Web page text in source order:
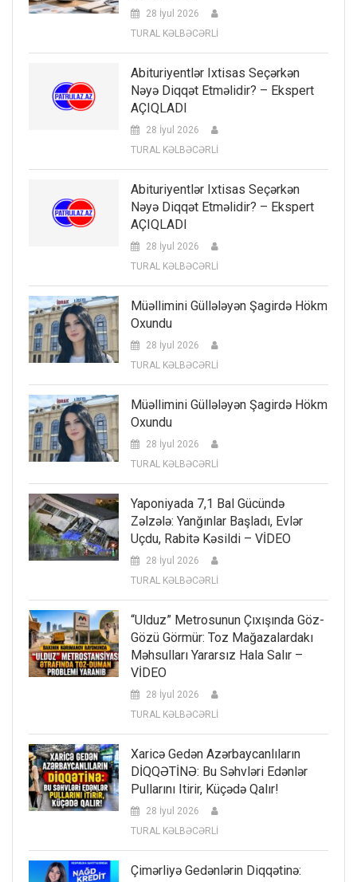
28 İyul 2026
TURAL KƏLBƏCƏRLİ
Abituriyentlər Ixtisas Seçərkən
Nəyə Diqqət Etməlidir? – Ekspert
AÇIQLADI
28 İyul 2026
TURAL KƏLBƏCƏRLİ
Abituriyentlər Ixtisas Seçərkən
Nəyə Diqqət Etməlidir? – Ekspert
AÇIQLADI
28 İyul 2026
TURAL KƏLBƏCƏRLİ
Müəllimini Güllələyən Şagirdə Hökm
Oxundu
28 İyul 2026
TURAL KƏLBƏCƏRLİ
Müəllimini Güllələyən Şagirdə Hökm
Oxundu
28 İyul 2026
TURAL KƏLBƏCƏRLİ
Yaponiyada 7,1 Bal Gücündə
Zəlzələ: Yanğınlar Başladı, Evlər
Uçdu, Rabitə Kəsildi – VİDEO
28 İyul 2026
TURAL KƏLBƏCƏRLİ
“Ulduz” Metrosunun Çıxışında Göz-
Gözü Görmür: Toz Mağazalardakı
Məhsulları Yararsız Hala Salır –
VİDEO
28 İyul 2026
TURAL KƏLBƏCƏRLİ
Xaricə Gedən Azərbaycanlıların
DİQQƏTİNƏ: Bu Səhvləri Edənlər
Pullarını Itirir, Küçədə Qalır!
28 İyul 2026
TURAL KƏLBƏCƏRLİ
Çimərliyə Gedənlərin Diqqətinə: